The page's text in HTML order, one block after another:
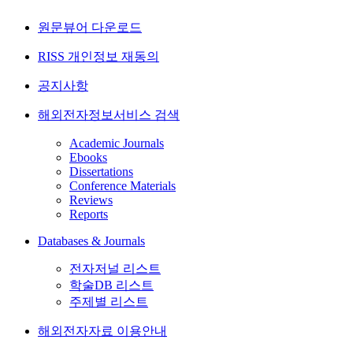
원문뷰어 다운로드
RISS 개인정보 재동의
공지사항
해외전자정보서비스 검색
Academic Journals
Ebooks
Dissertations
Conference Materials
Reviews
Reports
Databases & Journals
전자저널 리스트
학술DB 리스트
주제별 리스트
해외전자자료 이용안내